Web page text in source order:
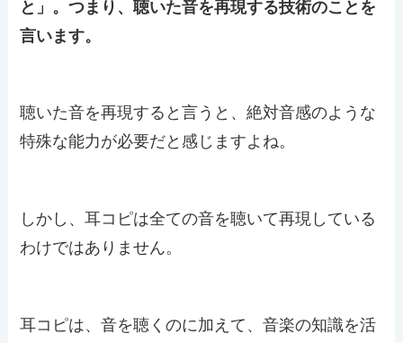
と」。つまり、聴いた音を再現する技術のことを
言います。
聴いた音を再現すると言うと、絶対音感のような
特殊な能力が必要だと感じますよね。
しかし、耳コピは全ての音を聴いて再現している
わけではありません。
耳コピは、音を聴くのに加えて、音楽の知識を活